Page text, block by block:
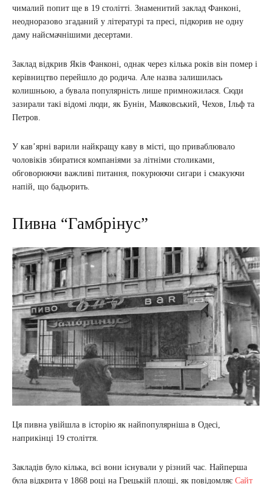
чималий попит ще в 19 столітті. Знаменитий заклад Фанконі,
неодноразово згаданий у літературі та пресі, підкорив не одну
даму найсмачнішими десертами.
Заклад відкрив Яків Фанконі, однак через кілька років він помер і
керівництво перейшло до родича. Але назва залишилась
колишньою, а бувала популярність лише примножилася. Сюди
зазирали такі відомі люди, як Бунін, Маяковський, Чехов, Ільф та
Петров.
У кав’ярні варили найкращу каву в місті, що приваблювало
чоловіків збиратися компаніями за літніми столиками,
обговорюючи важливі питання, покурюючи сигари і смакуючи
напій, що бадьорить.
Пивна “Гамбрінус”
Ця пивна увійшла в історію як найпопулярніша в Одесі,
наприкінці 19 століття.
Закладів було кілька, всі вони існували у різний час. Найперша
була відкрита у 1868 році на Грецькій площі, як повідомляє Сайт